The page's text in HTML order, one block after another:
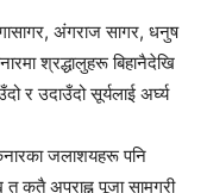
अंगराज सागर, धनुष
श्रद्धालुहरू बिहानैदेखि
र उदाउँदो सूर्यलाई अर्घ्य
जलाशयहरू पनि
कतै अपराह्न पूजा सामग्री